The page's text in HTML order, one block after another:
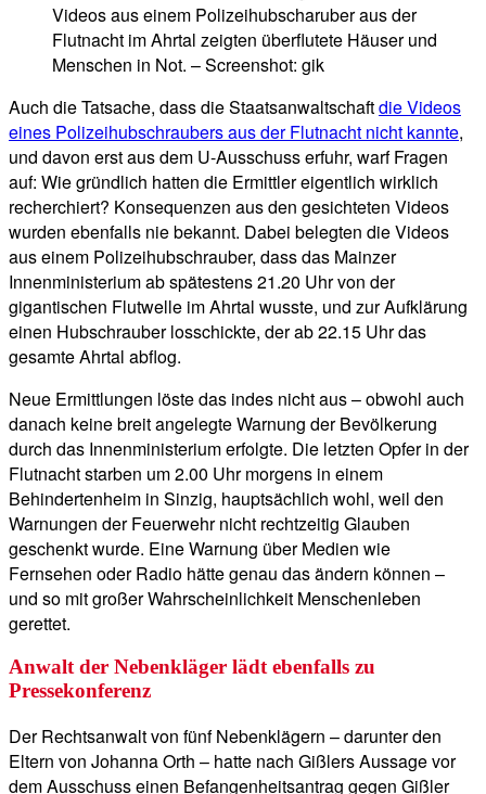
Videos aus einem Polizeihubscharuber aus der
Flutnacht im Ahrtal zeigten überflutete Häuser und
Menschen in Not. – Screenshot: gik
Auch die Tatsache, dass die Staatsanwaltschaftdie Videos
eines Polizeihubschraubers aus der Flutnacht nicht kannte,
und davon erst aus dem U-Ausschuss erfuhr, warf Fragen
auf: Wie gründlich hatten die Ermittler eigentlich wirklich
recherchiert? Konsequenzen aus den gesichteten Videos
wurden ebenfalls nie bekannt. Dabei belegten die Videos
aus einem Polizeihubschrauber, dass das Mainzer
Innenministerium ab spätestens 21.20 Uhr von der
gigantischen Flutwelle im Ahrtal wusste, und zur Aufklärung
einen Hubschrauber losschickte, der ab 22.15 Uhr das
gesamte Ahrtal abflog.
Neue Ermittlungen löste das indes nicht aus – obwohl auch
danach keine breit angelegte Warnung der Bevölkerung
durch das Innenministerium erfolgte. Die letzten Opfer in der
Flutnacht starben um 2.00 Uhr morgens in einem
Behindertenheim in Sinzig, hauptsächlich wohl, weil den
Warnungen der Feuerwehr nicht rechtzeitig Glauben
geschenkt wurde. Eine Warnung über Medien wie
Fernsehen oder Radio hätte genau das ändern können –
und so mit großer Wahrscheinlichkeit Menschenleben
gerettet.
Anwalt der Nebenkläger lädt ebenfalls zu
Pressekonferenz
Der Rechtsanwalt von fünf Nebenklägern – darunter den
Eltern von Johanna Orth – hatte nach Gißlers Aussage vor
dem Ausschuss einen Befangenheitsantrag gegen Gißler